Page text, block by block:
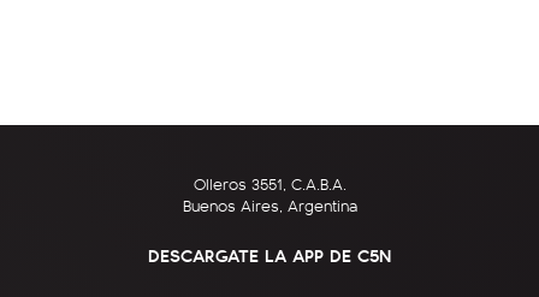
Olleros 3551, C.A.B.A.
Buenos Aires, Argentina
DESCARGATE LA APP DE C5N